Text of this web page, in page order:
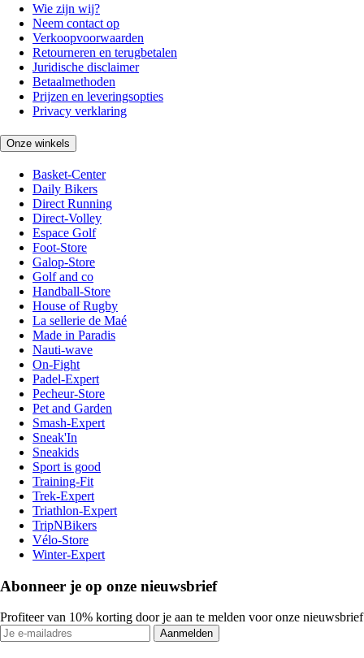
Wie zijn wij?
Neem contact op
Verkoopvoorwaarden
Retourneren en terugbetalen
Juridische disclaimer
Betaalmethoden
Prijzen en leveringsopties
Privacy verklaring
Onze winkels
Basket-Center
Daily Bikers
Direct Running
Direct-Volley
Espace Golf
Foot-Store
Galop-Store
Golf and co
Handball-Store
House of Rugby
La sellerie de Maé
Made in Paradis
Nauti-wave
On-Fight
Padel-Expert
Pecheur-Store
Pet and Garden
Smash-Expert
Sneak'In
Sneakids
Sport is good
Training-Fit
Trek-Expert
Triathlon-Expert
TripNBikers
Vélo-Store
Winter-Expert
Abonneer je op onze nieuwsbrief
Profiteer van 10% korting door je aan te melden voor onze nieuwsbrief
Aanmelden